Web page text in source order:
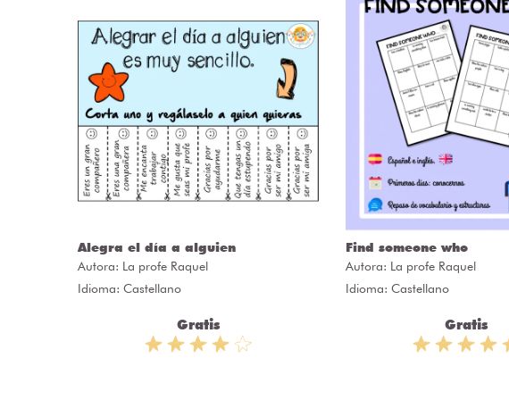
Alegra el día a alguien
Autora: La profe Raquel
Idioma: Castellano
Gratis
Find someone who
Autora: La profe Raquel
Idioma: Castellano
Gratis